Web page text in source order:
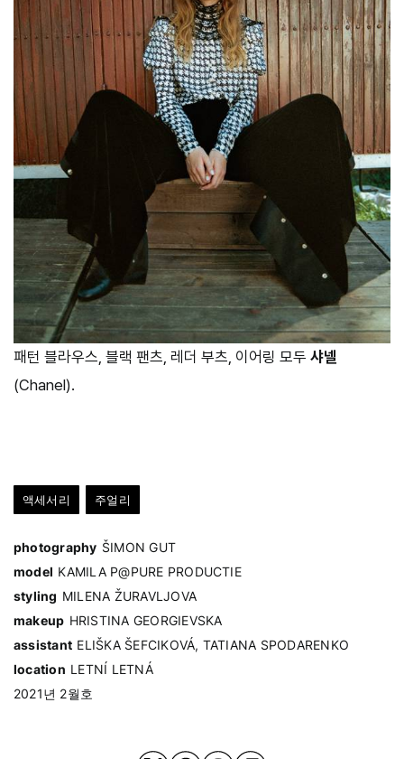
패턴 블라우스, 블랙 팬츠, 레더 부츠, 이어링 모두 샤넬
(Chanel).
액세서리 주얼리
photography ŠIMON GUT
model KAMILA P@PURE PRODUCTIE
styling MILENA ŽURAVLJOVA
makeup HRISTINA GEORGIEVSKA
assistant ELIŠKA ŠEFCIKOVÁ, TATIANA SPODARENKO
location LETNÍ LETNÁ
2021년 2월호